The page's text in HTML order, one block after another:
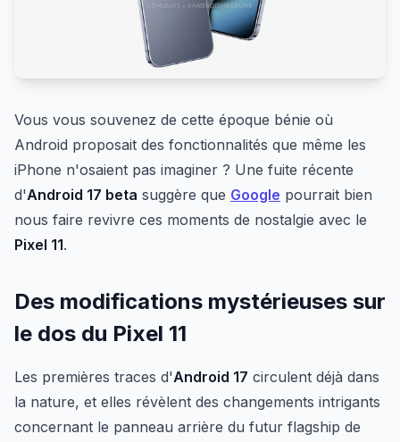
Vous vous souvenez de cette époque bénie où
Android proposait des fonctionnalités que même les
iPhone n'osaient pas imaginer ? Une fuite récente
d'Android 17 beta suggère que Google pourrait bien
nous faire revivre ces moments de nostalgie avec le
Pixel 11.
Des modifications mystérieuses sur
le dos du Pixel 11
Les premières traces d'Android 17 circulent déjà dans
la nature, et elles révèlent des changements intrigants
concernant le panneau arrière du futur flagship de